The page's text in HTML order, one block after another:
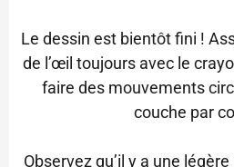
Le dessin est bientôt fini !
de l’œil toujours avec le
faire des mouvements
couche par
Observez qu’il y a une